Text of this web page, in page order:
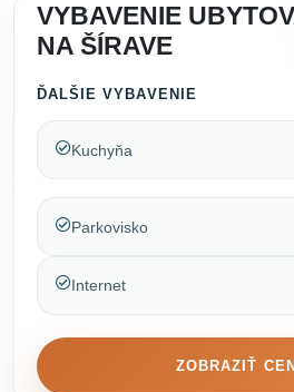
VYBAVENIE
NA ŠÍRAVE
ĎALŠIE VYBAVENIE
Kuchyňa
Parkovisko
Internet
ZOBRAZIŤ